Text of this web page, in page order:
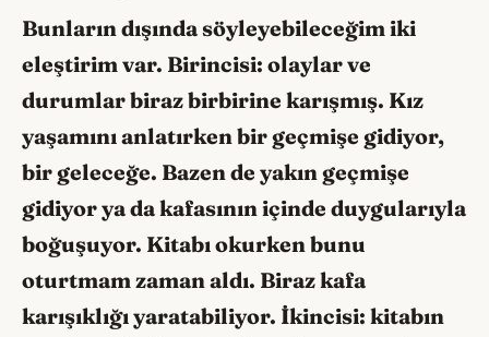
Bunların dışında söyleyebileceğim iki
eleştirim var. Birincisi: olaylar ve
durumlar biraz birbirine karışmış. Kız
yaşamını anlatırken bir geçmişe gidiyor,
bir geleceğe. Bazen de yakın geçmişe
gidiyor ya da kafasının içinde duygularıyla
boğuşuyor. Kitabı okurken bunu
oturtmam zaman aldı. Biraz kafa
karışıklığı yaratabiliyor. İkincisi: kitabın